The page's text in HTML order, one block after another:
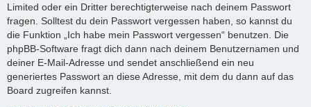
Limited oder ein Dritter berechtigterweise nach deinem Passwort
fragen. Solltest du dein Passwort vergessen haben, so kannst du
die Funktion „Ich habe mein Passwort vergessen“ benutzen. Die
phpBB-Software fragt dich dann nach deinem Benutzernamen und
deiner E-Mail-Adresse und sendet anschließend ein neu
generiertes Passwort an diese Adresse, mit dem du dann auf das
Board zugreifen kannst.